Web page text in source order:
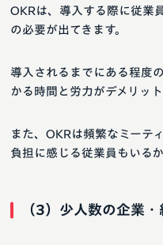
OKRは、導入する際に従業
の必要が出てきます。
導入されるまでにある程度
かる時間と労力がデメリッ
また、OKRは頻繁なミーテ
負担に感じる従業員もいる
（3）少人数の企業